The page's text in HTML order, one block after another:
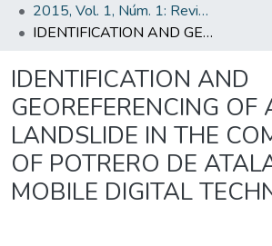
2015, Vol. 1, Núm. 1: Revista de Iniciación Científica
IDENTIFICATION AND GEOREFERENCING OF A LANDSLIDE IN THE COMMUNITY OF POTRERO DE ATALAYA WITH MOBILE DIGITAL TECHNOLOGY
IDENTIFICATION AND
GEOREFERENCING OF
LANDSLIDE IN THE
OF POTRERO DE
MOBILE DIGITAL